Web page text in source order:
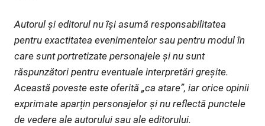
Autorul și editorul nu își asumă responsabilitatea
pentru exactitatea evenimentelor sau pentru modul în
care sunt portretizate personajele și nu sunt
răspunzători pentru eventuale interpretări greșite.
Această poveste este oferită „ca atare”, iar orice opinii
exprimate aparțin personajelor și nu reflectă punctele
de vedere ale autorului sau ale editorului.